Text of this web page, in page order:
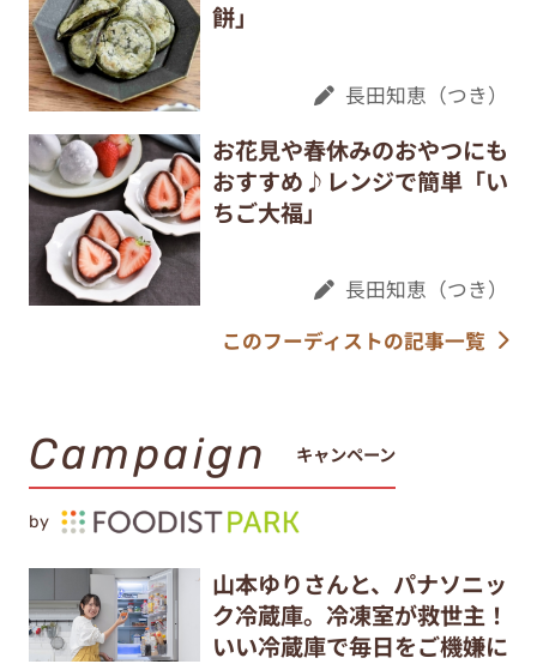
餅」
長田知恵（つき）
お花見や春休みのおやつにも
おすすめ♪レンジで簡単「い
ちご大福」
長田知恵（つき）
このフーディストの記事一覧
Campaign キャンペーン
by
山本ゆりさんと、パナソニッ
ク冷蔵庫。冷凍室が救世主！
いい冷蔵庫で毎日をご機嫌に